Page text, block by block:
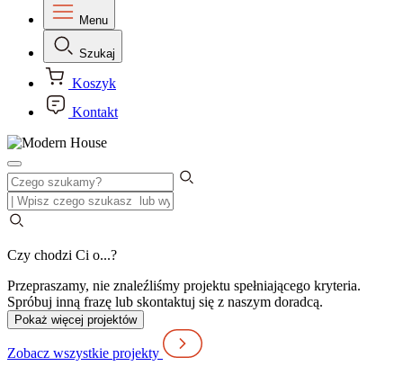
Menu
Szukaj
Koszyk
Kontakt
Czy chodzi Ci o...?
Przepraszamy, nie znaleźliśmy projektu spełniającego kryteria.
Spróbuj inną frazę lub skontaktuj się z naszym doradcą.
Pokaż więcej projektów
Zobacz wszystkie projekty